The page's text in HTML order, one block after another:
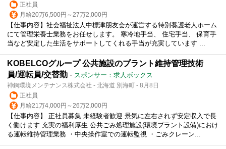
正社員
月給20万6,500円～27万2,000円
【仕事内容】社会福祉法人中標津朋友会が運営する特別養護老人ホーム
にて管理栄養士業務をお任せします。 寒冷地手当、 住宅手当、 保育手
当など安定した生活をサポートしてくれる手当が充実しています ...
KOBELCOグループ 公共施設のプラント維持管理技術
員/運転員/交替勤 - スポンサー：求人ボックス
神鋼環境メンテナンス株式会社 - 北海道 別海町 - 8月8日
正社員
月給21万4,000円～26万2,000円
【仕事内容】 正社員募集 未経験者歓迎 景気に左右されず安定収入で長
く働けます 充実の福利厚生 公共ごみ処理施設(環境プラント設備)におけ
る運転維持管理業務 ・中央操作室での運転監視 ・ごみクレーン...